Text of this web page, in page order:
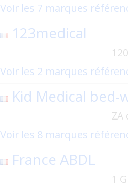
Voir les 7 marques
123medical
Voir les 2 marques
Kid Medical bed-
ZA
Voir les 8 marques
France ABDL
1